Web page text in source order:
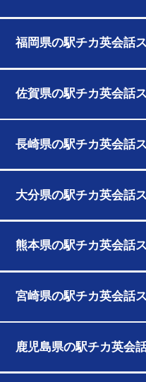
福岡県の駅チカ英会話
佐賀県の駅チカ英会話
長崎県の駅チカ英会話
大分県の駅チカ英会話
熊本県の駅チカ英会話
宮崎県の駅チカ英会話
鹿児島県の駅チカ英会